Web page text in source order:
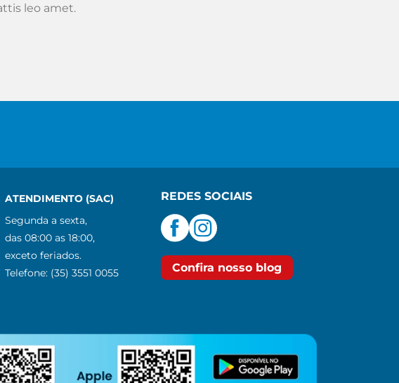
leo amet.
ATENDIMENTO (SAC)
Segunda a sexta,
das 08:00 as 18:00,
exceto feriados.
Telefone: (35) 3551 0055
REDES SOCIAIS
Confira nosso blog